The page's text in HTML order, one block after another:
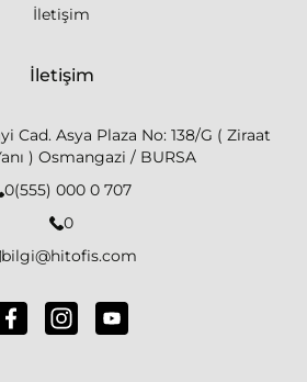
İletişim
İletişim
Cad. Asya Plaza No: 138/G ( Ziraat
) Osmangazi / BURSA
0(555) 000 0 707
0
bilgi@hitofis.com